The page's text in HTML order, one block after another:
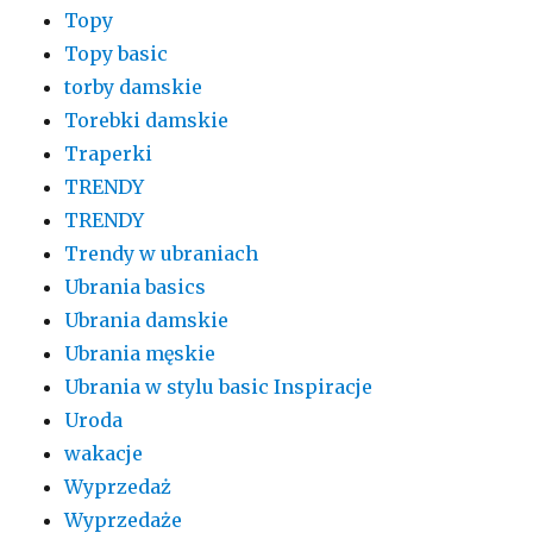
Topy
Topy basic
torby damskie
Torebki damskie
Traperki
TRENDY
TRENDY
Trendy w ubraniach
Ubrania basics
Ubrania damskie
Ubrania męskie
Ubrania w stylu basic Inspiracje
Uroda
wakacje
Wyprzedaż
Wyprzedaże